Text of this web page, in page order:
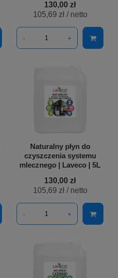
130,00 zł
105,69 zł/ netto
- +
Naturalny płyn do
czyszczenia systemu
mlecznego | Laveco | 5L
130,00 zł
105,69 zł/ netto
- +